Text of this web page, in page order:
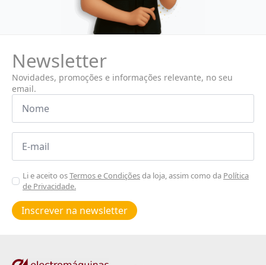
Newsletter
Novidades, promoções e informações relevante, no seu
email.
Nome
Email
Aceitar
Poiticas
de
privacidade
Li e aceito osTermos e Condiçõesda loja, assim como da Política
de Privacidade.
Inscrever na newsletter